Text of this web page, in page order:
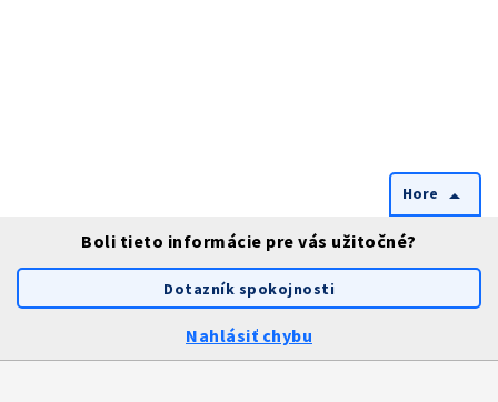
Hore arrow_drop_up
Boli tieto informácie pre vás užitočné?
Dotazník spokojnosti
Nahlásiť chybu